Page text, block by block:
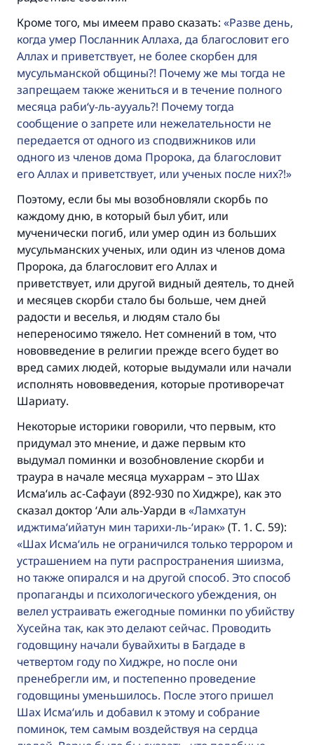
Кроме того, мы имеем право сказать:
Разве день,
когда умер Посланник Аллаха, да благословит его
Аллах и приветствует, не более скорбен для
мусульманской общины?! Почему же мы тогда не
запрещаем также жениться и в течение полного
месяца раби‘у-ль-аууаль?! Почему тогда
сообщение о запрете или нежелательности не
передается от одного из сподвижников или
одного из членов дома Пророка, да благословит
его Аллах и приветствует, или ученых после них?!
Поэтому, если бы мы возобновляли скорбь по
каждому дню, в который был убит, или
мученически погиб, или умер один из больших
мусульманских ученых, или один из членов дома
Пророка, да благословит его Аллах и
приветствует, или другой видный деятель, то дней
и месяцев скорби стало бы больше, чем дней
радости и веселья, и людям стало бы
непереносимо тяжело. Нет сомнений в том, что
нововведение в религии прежде всего будет во
вред самих людей, которые выдумали или начали
исполнять нововведения, которые противоречат
Шариату.
Некоторые историки говорили, что первым, кто
придумал это мнение, и даже первым кто
выдумал поминки и возобновление скорби и
траура в начале месяца мухаррам – это Шах
Исма‘иль ас-Сафауи (892-930 по Хиджре), как это
сказал доктор ‘Али аль-Уарди в Ламхатун
иджтима‘ийатун мин тарихи-ль-‘ирак (Т. 1. С. 59):
Шах Исма‘иль не ограничился только террором и
устрашением на пути распространения шиизма,
но также опирался и на другой способ. Это способ
пропаганды и психологического убеждения, он
велел устраивать ежегодные поминки по убийству
Хусейна так, как это делают сейчас. Проводить
годовщину начали бувайхиты в Багдаде в
четвертом году по Хиджре, но после они
пренебрегли им, и постепенно проведение
годовщины уменьшилось. После этого пришел
Шах Исма‘иль и добавил к этому и собрание
поминок, тем самым воздействуя на сердца
Ответ № 110845 помог сохранить
брак.
Помогите нам предоставить ответы Умме
Посланник Аллаха, мир ему и
благословение, сказал:
«Указавшему на благое (полагается) такая
же награда как и совершившему его»
(МУСЛИМ, № 1893).
Участвуйте сейчас!